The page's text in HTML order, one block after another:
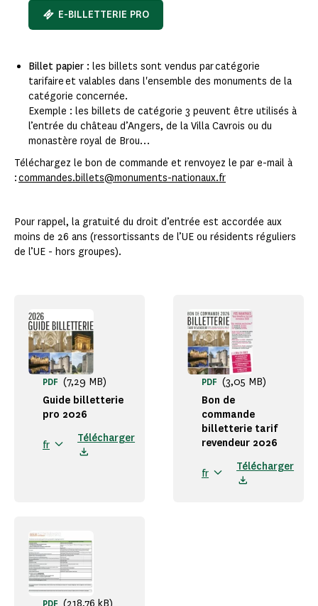
E-BILLETTERIE PRO
Billet papier : les billets sont vendus par catégorie
tarifaire et valables dans l'ensemble des monuments de la
catégorie concernée.
Exemple : les billets de catégorie 3 peuvent être utilisés à
l’entrée du château d’Angers, de la Villa Cavrois ou du
monastère royal de Brou…
Téléchargez le bon de commande et renvoyez le par e-mail à
:commandes.billets@monuments-nationaux.fr
Pour rappel, la gratuité du droit d’entrée est accordée aux
moins de 26 ans (ressortissants de l’UE ou résidents réguliers
de l’UE - hors groupes).
Guide billetterie
pro 2026
PDF (7,29 MB)
fr
Télécharger
Bon de
commande
billetterie tarif
revendeur 2026
PDF (3,05 MB)
fr
Télécharger
PDF (218,76 kB)